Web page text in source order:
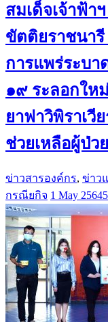
สมเด็จเจ้าฟ้า
ขัตติยราชนา
การแพร่ระบา
๑๙ ระลอกให
ยาฟาวิพิราเวี
ช่วยเหลือผู้ป่วย
ข่าวสารองค์กร, ข่าว
กรณียกิจ 1 May 2564